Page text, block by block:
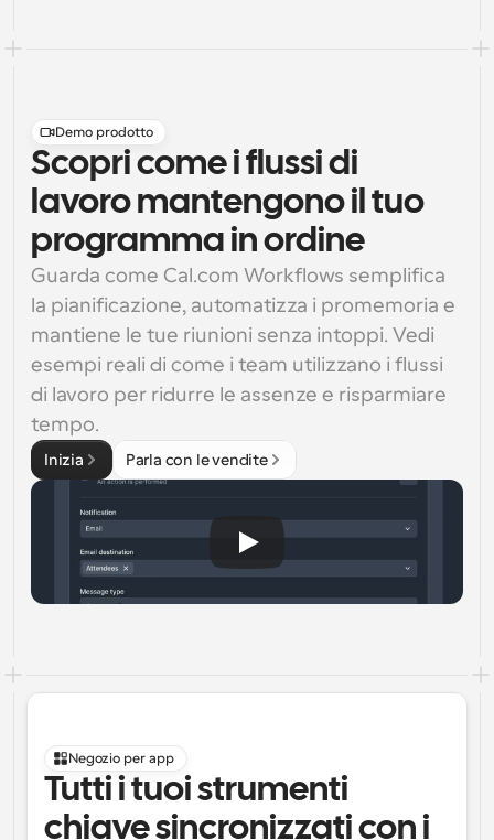
Demo prodotto
Scopri come i flussi di
lavoro mantengono il tuo
programma in ordine
Guarda come Cal.com Workflows semplifica
la pianificazione, automatizza i promemoria e
mantiene le tue riunioni senza intoppi. Vedi
esempi reali di come i team utilizzano i flussi
di lavoro per ridurre le assenze e risparmiare
tempo.
Inizia Parla con le vendite
Negozio per app
Tutti i tuoi strumenti
chiave sincronizzati con i